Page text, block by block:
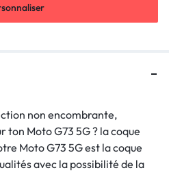
non encombrante,
Moto G73 5G ? la coque
Moto G73 5G est la coque
avec la possibilité de la